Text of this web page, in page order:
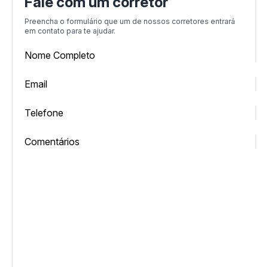
Preencha o formulário que um de nossos corretores entrará
em contato para te ajudar.
Nome Completo
Email
Telefone
Comentários